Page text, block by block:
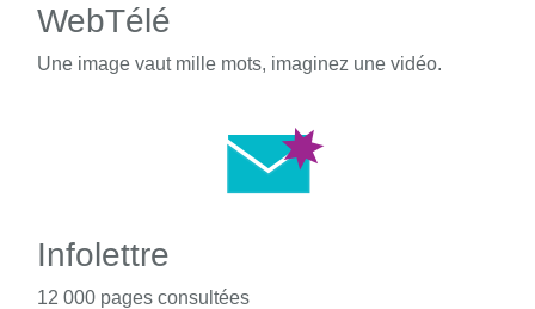
WebTélé
Une image vaut mille mots, imaginez une vidéo.
Infolettre
12 000 pages consultées